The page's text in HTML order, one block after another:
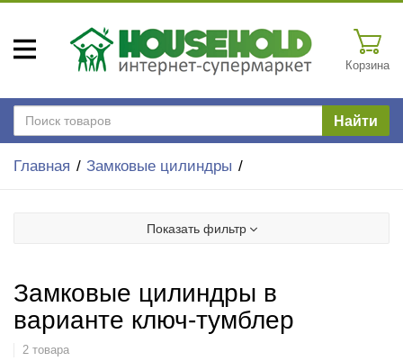
Корзина
Найти
Главная Замковые цилиндры
Показать фильтр
Замковые цилиндры в
варианте ключ-тумблер
2 товара